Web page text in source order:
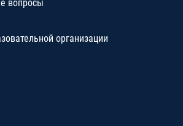
вопросы
организации